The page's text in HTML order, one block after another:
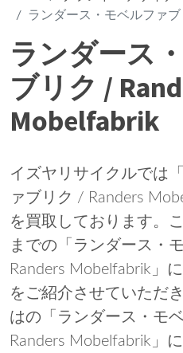
ランダース・モベルファ
ランダース
ブリク /
Mobelfabrik
イズヤリサイクルでは
ァブリク / Randers
を買取しております。
までの「ランダース・
Randers Mobelfabrik」
をご紹介させていただ
はの「ランダース・モ
Randers Mobelfabrik」